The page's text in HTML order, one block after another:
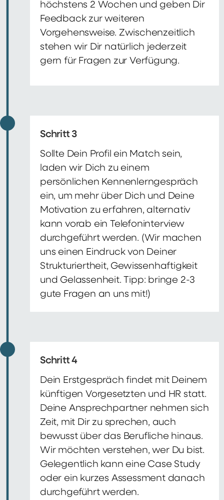
höchstens 2 Wochen und geben Dir
Feedback zur weiteren
Vorgehensweise. Zwischenzeitlich
stehen wir Dir natürlich jederzeit
gern für Fragen zur Verfügung.
Schritt 3
Sollte Dein Profil ein Match sein,
laden wir Dich zu einem
persönlichen Kennenlerngespräch
ein, um mehr über Dich und Deine
Motivation zu erfahren, alternativ
kann vorab ein Telefoninterview
durchgeführt werden. (Wir machen
uns einen Eindruck von Deiner
Strukturiertheit, Gewissenhaftigkeit
und Gelassenheit. Tipp: bringe 2-3
gute Fragen an uns mit!)
Schritt 4
Dein Erstgespräch findet mit Deinem
künftigen Vorgesetzten und HR statt.
Deine Ansprechpartner nehmen sich
Zeit, mit Dir zu sprechen, auch
bewusst über das Berufliche hinaus.
Wir möchten verstehen, wer Du bist.
Gelegentlich kann eine Case Study
oder ein kurzes Assessment danach
durchgeführt werden.